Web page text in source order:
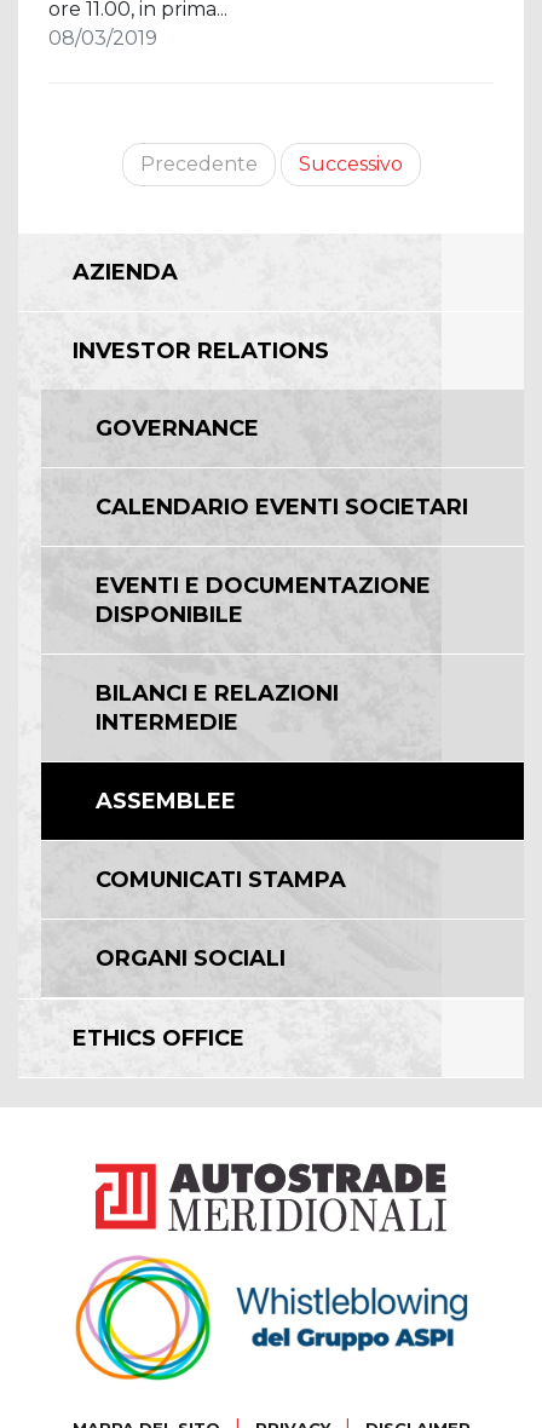
ore 11.00, in prima...
08/03/2019
Precedente Successivo
AZIENDA
INVESTOR RELATIONS
GOVERNANCE
CALENDARIO EVENTI SOCIETARI
EVENTI E DOCUMENTAZIONE
DISPONIBILE
BILANCI E RELAZIONI
INTERMEDIE
ASSEMBLEE
COMUNICATI STAMPA
ORGANI SOCIALI
ETHICS OFFICE